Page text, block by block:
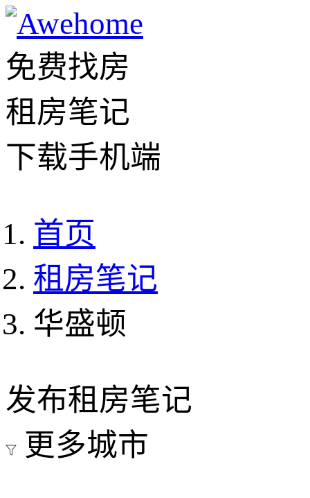
免费找房
租房笔记
下载手机端
首页
租房笔记
华盛顿
发布租房笔记
更多城市